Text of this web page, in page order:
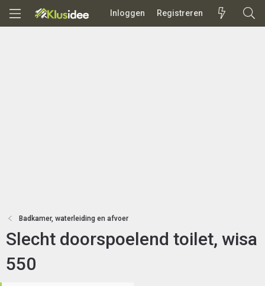
Inloggen Registreren
Badkamer, waterleiding en afvoer
Slecht doorspoelend toilet, wisa
550